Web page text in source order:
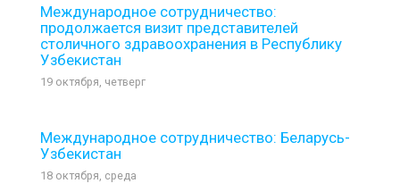
Международное сотрудничество:
продолжается визит представителей
столичного здравоохранения в Республику
Узбекистан
19 октября, четверг
Международное сотрудничество: Беларусь-
Узбекистан
18 октября, среда